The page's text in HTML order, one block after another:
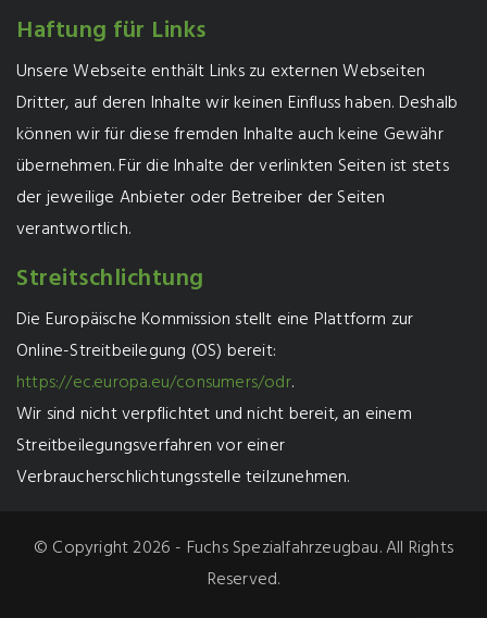
Haftung für Links
Unsere Webseite enthält Links zu externen Webseiten
Dritter, auf deren Inhalte wir keinen Einfluss haben. Deshalb
können wir für diese fremden Inhalte auch keine Gewähr
übernehmen. Für die Inhalte der verlinkten Seiten ist stets
der jeweilige Anbieter oder Betreiber der Seiten
verantwortlich.
Streitschlichtung
Die Europäische Kommission stellt eine Plattform zur
Online-Streitbeilegung (OS) bereit:
https://ec.europa.eu/consumers/odr.
Wir sind nicht verpflichtet und nicht bereit, an einem
Streitbeilegungsverfahren vor einer
Verbraucherschlichtungsstelle teilzunehmen.
© Copyright 2026 - Fuchs Spezialfahrzeugbau. All Rights
Reserved.